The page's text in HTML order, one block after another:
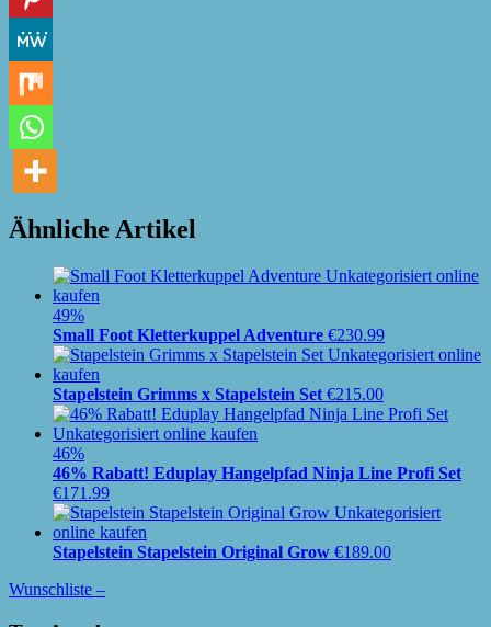
Ähnliche Artikel
49%
Small Foot Kletterkuppel Adventure €230.99
Stapelstein Grimms x Stapelstein Set €215.00
46%
46% Rabatt! Eduplay Hangelpfad Ninja Line Profi Set
€171.99
Stapelstein Stapelstein Original Grow €189.00
Wunschliste –